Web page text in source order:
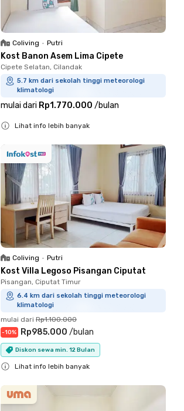
Coliving • Putri
Kost Banon Asem Lima Cipete
Cipete Selatan, Cilandak
5.7 km dari sekolah tinggi meteorologi
klimatologi
mulai dari Rp1.770.000 /bulan
Lihat info lebih banyak
Coliving • Putri
Kost Villa Legoso Pisangan Ciputat
Pisangan, Ciputat Timur
6.4 km dari sekolah tinggi meteorologi
klimatologi
mulai dari Rp1.100.000
-10% Rp985.000 /bulan
Diskon sewa min. 12 Bulan
Lihat info lebih banyak